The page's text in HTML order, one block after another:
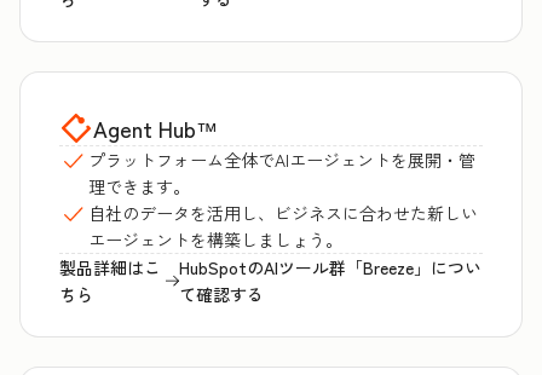
Agent Hub™
プラットフォーム全体でAIエージェントを展開・管
理できます。
自社のデータを活用し、ビジネスに合わせた新しい
エージェントを構築しましょう。
製品詳細はこ
ちら
HubSpotのAIツール群「Breeze」につい
て確認する